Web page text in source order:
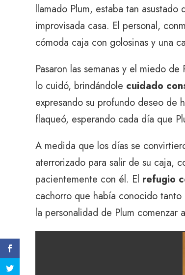
llamado Plum, estaba tan
improvisada casa. El personal,
cómoda caja con golosinas y una
Pasaron las semanas y el miedo
lo cuidó, brindándole cuidado
expresando su profundo deseo de
flaqueó, esperando cada día que
A medida que los días se
aterrorizado para salir de su caja,
pacientemente con él. El refugio
cachorro que había conocido
la personalidad de Plum